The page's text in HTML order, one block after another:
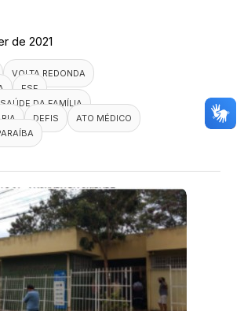
de 2021
VOLTA REDONDA
ESF
DA FAMÍLIA
DEFIS
ATO MÉDICO